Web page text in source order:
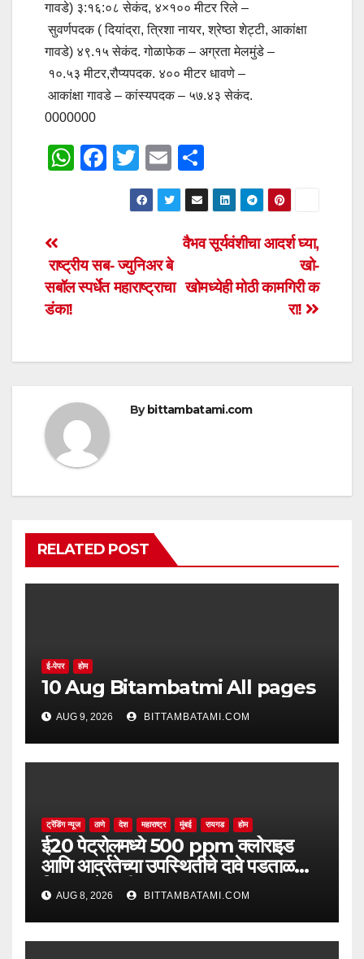
गावडे) ३:१६:०८ सेकंद, ४×१०० मीटर रिले –
सुवर्णपदक ( दियांद्रा, त्रिशा नायर, श्रेष्ठा शेट्टी, आकांक्षा
गावडे) ४९.१५ सेकंद. गोळाफेक – अग्रता मेलमुंडे –
१०.५३ मीटर,रौप्यपदक. ४०० मीटर धावणे –
आकांक्षा गावडे – कांस्यपदक – ५७.४३ सेकंद.
0000000
W
A
p
F
b
o
T
wi
tt
E
m
ail
h
ar
e
Post
navigation
वैभव सूर्यवंशीचा आदर्श घ्या,
खो-
खोमध्येही मोठी कामगिरी क
रा!
राष्ट्रीय सब- ज्युनिअर बे
सबॉल स्पर्धेत महाराष्ट्राचा
डंका!
By bittambatami.com
RELATED POST
ई-पेपर होम
10 Aug Bitambatmi All pages
AUG 9, 2026 BITTAMBATAMI.COM
ट्रेंडिंग न्यूज ठाणे देश महाराष्ट्र मुंबई रायगड होम
ई20 पेट्रोलमध्ये 500 ppm क्लोराइड
आणि आर्द्रतेच्या उपस्थितीचे दावे पडताळणीत
सिद्ध झाले नाहीत
AUG 8, 2026 BITTAMBATAMI.COM